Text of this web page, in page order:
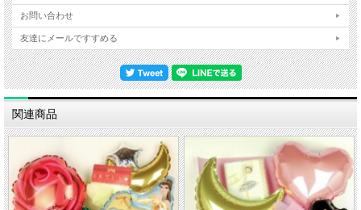
お問い合わせ
友達にメールですすめる
関連商品